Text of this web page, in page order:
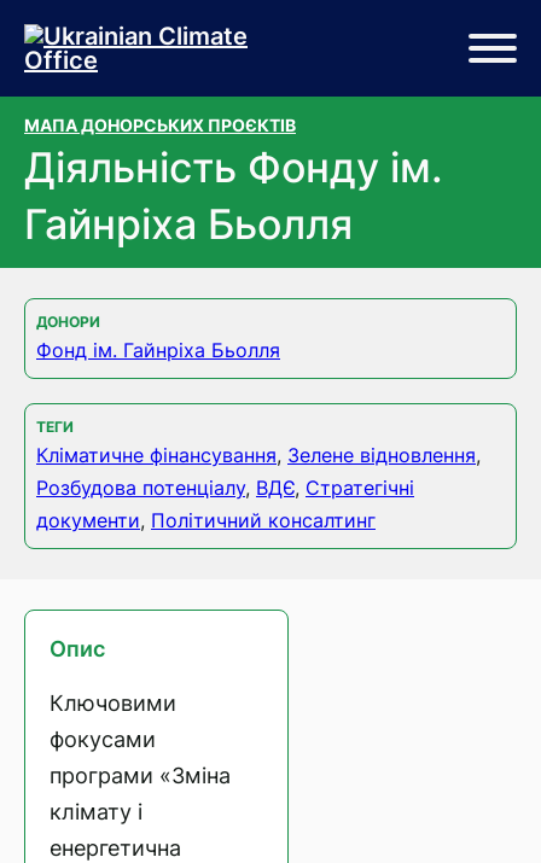
Перейти до основного вмісту
Перейти до нижньої частини сторінки
МАПА ДОНОРСЬКИХ ПРОЄКТІВ
Діяльність Фонду ім.
Гайнріха Бьолля
ДОНОРИ
Фонд ім. Гайнріха Бьолля
ТЕГИ
Кліматичне фінансування, Зелене відновлення,
Розбудова потенціалу, ВДЄ, Стратегічні
документи, Політичний консалтинг
Опис
Ключовими
фокусами
програми «Зміна
клімату і
енергетична